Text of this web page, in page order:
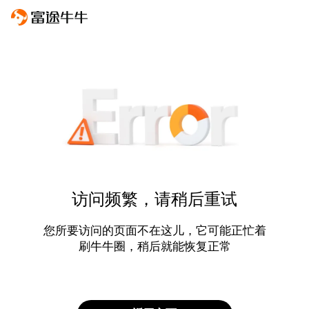
访问频繁，请稍后重试
您所要访问的页面不在这儿，它可能正忙着
刷牛牛圈，稍后就能恢复正常